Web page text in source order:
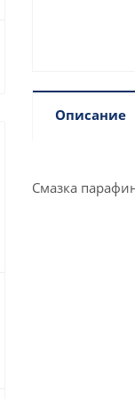
Описание
Смазка